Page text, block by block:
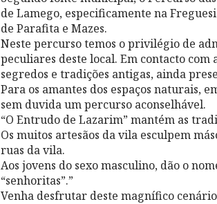
de Lamego, especificamente na
de Parafita e Mazes.
Neste percurso temos o privilégio de
peculiares deste local. Em contacto
segredos e tradições antigas, ainda
Para os amantes dos espaços naturais,
sem duvida um percurso aconselhável.
“O Entrudo de Lazarim” mantém as
Os muitos artesãos da vila esculpem
ruas da vila.
Aos jovens do sexo masculino, dão o
“senhoritas”.”
Venha desfrutar deste magnífico